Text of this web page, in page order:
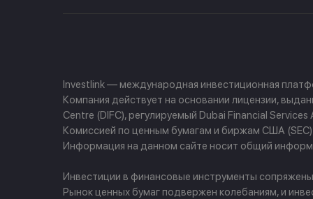
Investlink — международная инвестиционная
Компания действует на основании лицензии,
Centre (DIFC), регулируемый Dubai Financial
Комиссией по ценным бумагам и биржам США (SEC)
Информация на данном сайте носит общий
Инвестиции в финансовые инструменты
Рынок ценных бумаг подвержен колебаниям, и